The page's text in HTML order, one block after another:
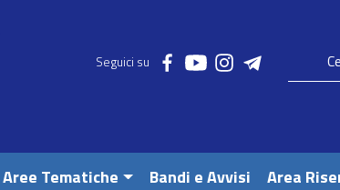
Seguici su
Aree Tematiche Bandi e Avvisi Area